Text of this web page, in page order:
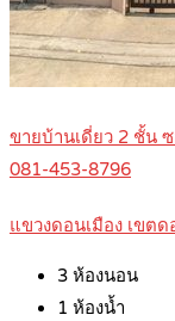
ขายบ้านเดี่ยว 2 ชั้น
081-453-8796
แขวงดอนเมือง เขต
3 ห้องนอน
1 ห้องน้ำ